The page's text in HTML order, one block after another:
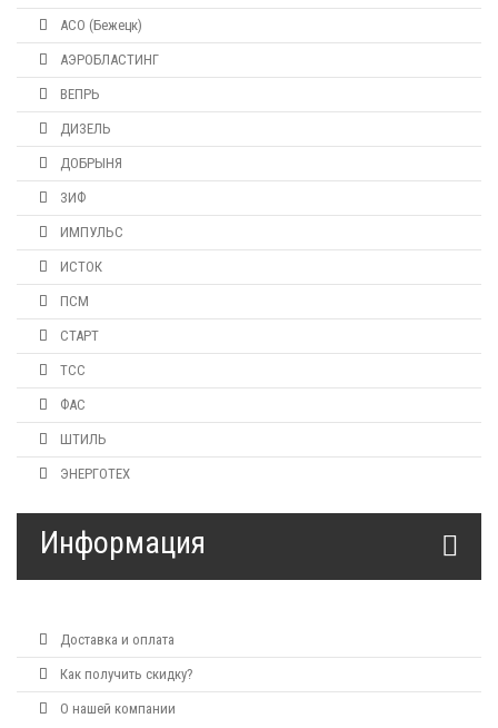
АСО (Бежецк)
АЭРОБЛАСТИНГ
ВЕПРЬ
ДИЗЕЛЬ
ДОБРЫНЯ
ЗИФ
ИМПУЛЬС
ИСТОК
ПСМ
СТАРТ
ТСС
ФАС
ШТИЛЬ
ЭНЕРГОТЕХ
Информация
Доставка и оплата
Как получить скидку?
О нашей компании